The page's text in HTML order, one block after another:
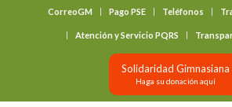
CorreoGM Pago PSE Teléfonos
Atención y Servicio PQRS
Solidaridad Gimnasiana
Haga su donación aquí